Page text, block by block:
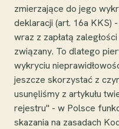
zmierzające do jego
deklaracji (art. 16a KKS)
wraz z zapłatą
związany. To dlatego
wykryciu
jeszcze skorzystać z
usunęliśmy z artykułu
rejestru" - w Polsce
skazania na zasadach